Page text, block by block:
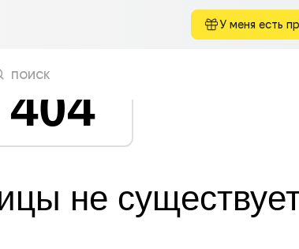
У меня есть
поиск
404
не